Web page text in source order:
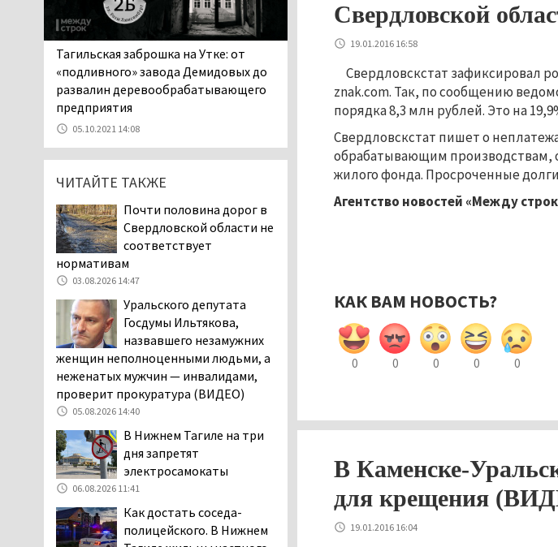
Свердловской
19.01.2016 16:58
Свердловскстат зафиксировал
znak.com. Так, по сообщению
порядка 8,3 млн рублей. Это на
Свердловскстат пишет о
обрабатывающим производствам,
жилого фонда. Просроченные
Агентство новостей «Между
КАК ВАМ НОВОСТЬ?
0 0 0 0 0
В Каменске-
для крещения
19.01.2016 16:04
Директора уральского
предприятия по
производству дронов
«Упырь» подорвали в автомобиле
под Екатеринбургом
05.08.2026 17:05
Эксперты назвали
рыбы в Свердловской
области
Осуждённый за убийство
тагильского хоккеиста
Александра Чумарина
Самат Хазипов в очередной раз
попал на скамью подсудимых
05.08.2026 15:28
Уральского депутата
Госдумы Ильтякова,
назвавшего незамужних
женщин неполноценными людьми, а
неженатых мужчин — инвалидами,
проверит прокуратура (ВИДЕО)
05.08.2026 14:40
На водоёмах
Свердловской области с
начала купального сезона
погиб 21 человек
05.08.2026 14:05
Тагильская заброшка на Утке: от
«подливного» завода Демидовых до
развалин деревообрабатывающего
предприятия
05.10.2021 14:08
ЧИТАЙТЕ ТАКЖЕ
Почти половина дорог в
Свердловской области не
соответствует
нормативам
03.08.2026 14:47
Уральского депутата
Госдумы Ильтякова,
назвавшего незамужних
женщин неполноценными людьми, а
неженатых мужчин — инвалидами,
проверит прокуратура (ВИДЕО)
05.08.2026 14:40
В Нижнем Тагиле на три
дня запретят
электросамокаты
06.08.2026 11:41
Как достать соседа-
полицейского. В Нижнем